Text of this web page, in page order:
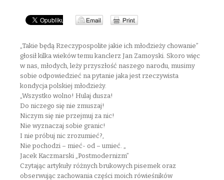
„Takie będą Rzeczypospolite jakie ich młodzieży chowanie”
głosił kilka wieków temu kanclerz Jan Zamoyski. Skoro więc
w nas, młodych, leży przyszłość naszego narodu, musimy
sobie odpowiedzieć na pytanie jaka jest rzeczywista
kondycja polskiej młodzieży.
„Wszystko wolno! Hulaj dusza!
Do niczego się nie zmuszaj!
Niczym się nie przejmuj za nic!
Nie wyznaczaj sobie granic!
I nie próbuj nic zrozumieć?,
Nie pochodzi – mieć- od – umieć. „
Jacek Kaczmarski „Postmodernizm”
Czytając artykuły różnych brukowych pisemek oraz
obserwując zachowania części moich rówieśników